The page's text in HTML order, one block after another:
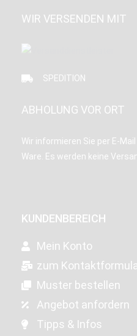
WIR VERSENDEN MIT
SPEDITION
ABHOLUNG VOR ORT
Wir informieren Sie per E-
Ware. Es werden keine
KUNDENBEREICH
Mein Konto
zum
Muster bestellen
Angebot anfordern
Tipps & Infos